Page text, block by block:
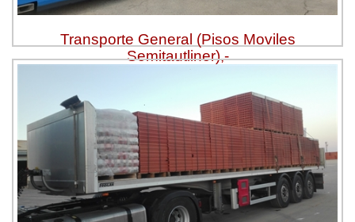
Transporte General (Pisos Moviles
Semitautliner),-